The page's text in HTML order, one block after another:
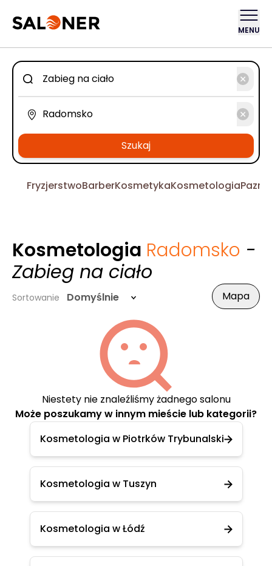
MENU
Szukaj
FryzjerstwoBarberKosmetykaKosmetologia
Kosmetologia Radomsko -
Zabieg na ciało
Sortowanie Domyślnie Mapa
Niestety nie znaleźliśmy żadnego salonu
Może poszukamy w innym mieście lub kategorii?
Kosmetologia w Piotrków Trybunalski
Kosmetologia w Tuszyn
Kosmetologia w Łódź